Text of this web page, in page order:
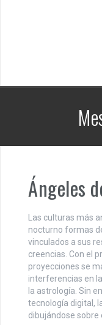
Ángeles
Las culturas más
nocturno formas
vinculados a sus
creencias. Con el
proyecciones se
interferencias en
la astrología. Sin
tecnología digital,
dibujándose sobre